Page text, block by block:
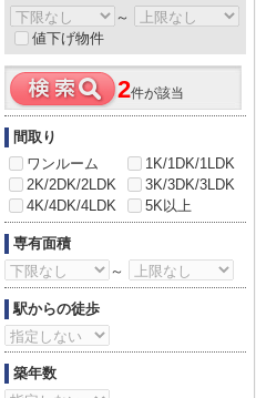
～
値下げ物件
2件が該当
間取り
ワンルーム
1K/1DK/1LDK
2K/2DK/2LDK
3K/3DK/3LDK
4K/4DK/4LDK
5K以上
専有面積
～
駅からの徒歩
築年数